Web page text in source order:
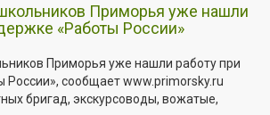
Приморья уже нашли
«Работы России»
Приморья уже нашли работу при
сообщает www.primorsky.ru
бригад, экскурсоводы, вожатые,